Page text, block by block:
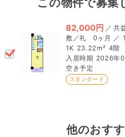
82,000円 ／
0ヶ月 ／
1K 23.22m² 4階
2026年
空き予定
スタンダード
他のおす